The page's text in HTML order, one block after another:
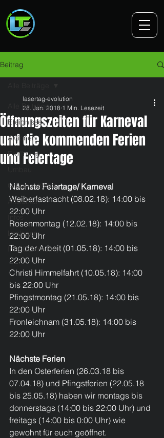
Beitrag
Alle Beiträge
Ereignisse
Aktionen
Eröffnung
Gruppenbilder
Ansichten
Infos
Loslegen
Ihre Community
Öffnungszeiten für Karneval
und die kommenden Ferien
und Feiertage
lasertag-evolution
28. Jan. 2018 1 Min. Lesezeit
Nächste Feiertage/ Karneval
Weiberfastnacht (08.02.18): 14:00 bis
22:00 Uhr
Rosenmontag (12.02.18): 14:00 bis
22:00 Uhr
Tag der Arbeit (01.05.18): 14:00 bis
22:00 Uhr
Christi Himmelfahrt (10.05.18): 14:00
bis 22:00 Uhr
Pfingstmontag (21.05.18): 14:00 bis
22:00 Uhr
Fronleichnam (31.05.18): 14:00 bis
22:00 Uhr
Nächste Ferien
In den Osterferien (26.03.18 bis
07.04.18) und Pfingstferien (22.05.18
bis 25.05.18) haben wir montags bis
donnerstags (14:00 bis 22:00 Uhr) und
freitags (14:00 bis 0:00 Uhr) wie
gewohnt für euch geöffnet.